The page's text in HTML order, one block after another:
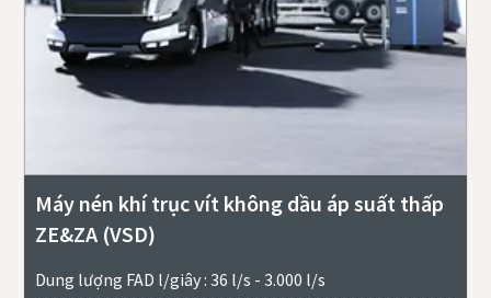
Máy nén khí trục vít không dầu áp suất thấp
ZE&ZA (VSD)
Dung lượng FAD l/giây : 36 l/s - 3.000 l/s